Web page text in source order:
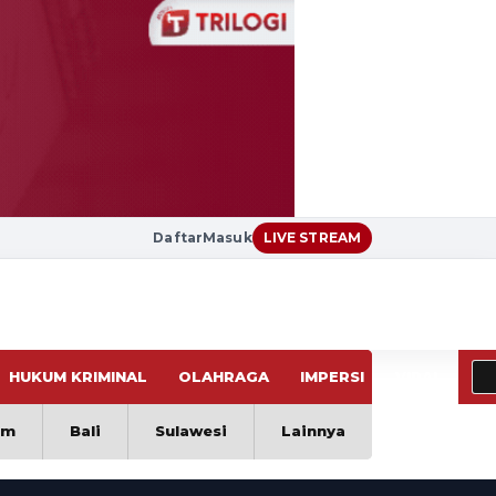
DaftarMasuk LIVE STREAM
HUKUM KRIMINAL OLAHRAGA IMPERSI
Bali Sulawesi Lainnya